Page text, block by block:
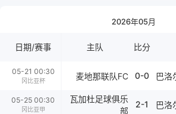
2026年05月
日期/赛事 主队 比分
05-21 00:30
冈比亚杯 麦地那联队FC 0-0 巴洛
05-25 00:30
冈比亚甲
瓦加杜足球俱乐
部
2-1 巴洛